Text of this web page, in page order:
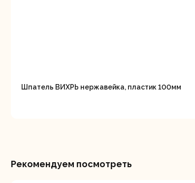
Шпатель ВИХРЬ нержавейка, пластик 100мм
Рекомендуем посмотреть